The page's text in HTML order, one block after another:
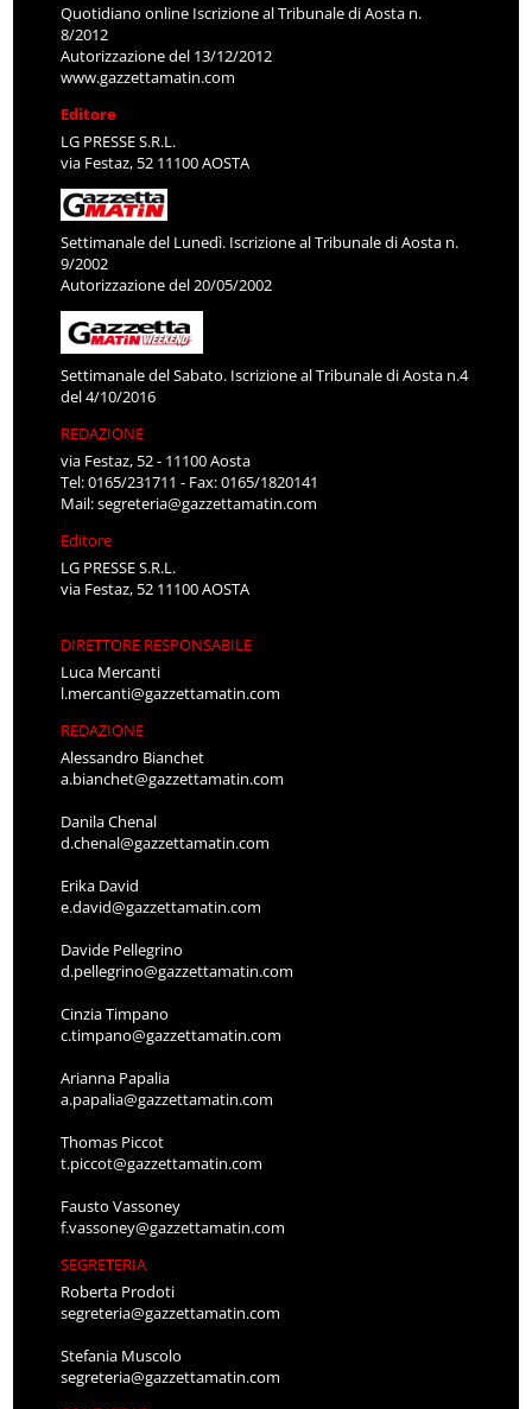
Quotidiano online Iscrizione al Tribunale di Aosta n.
8/2012
Autorizzazione del 13/12/2012
www.gazzettamatin.com
Editore
LG PRESSE S.R.L.
via Festaz, 52 11100 AOSTA
Settimanale del Lunedì. Iscrizione al Tribunale di Aosta n.
9/2002
Autorizzazione del 20/05/2002
Settimanale del Sabato. Iscrizione al Tribunale di Aosta n.4
del 4/10/2016
REDAZIONE
via Festaz, 52 - 11100 Aosta
Tel: 0165/231711 - Fax: 0165/1820141
Mail:segreteria@gazzettamatin.com
Editore
LG PRESSE S.R.L.
via Festaz, 52 11100 AOSTA
DIRETTORE RESPONSABILE
Luca Mercanti
l.mercanti@gazzettamatin.com
REDAZIONE
Alessandro Bianchet
a.bianchet@gazzettamatin.com
Danila Chenal
d.chenal@gazzettamatin.com
Erika David
e.david@gazzettamatin.com
Davide Pellegrino
d.pellegrino@gazzettamatin.com
Cinzia Timpano
c.timpano@gazzettamatin.com
Arianna Papalia
a.papalia@gazzettamatin.com
Thomas Piccot
t.piccot@gazzettamatin.com
Fausto Vassoney
f.vassoney@gazzettamatin.com
SEGRETERIA
Roberta Prodoti
segreteria@gazzettamatin.com
Stefania Muscolo
segreteria@gazzettamatin.com